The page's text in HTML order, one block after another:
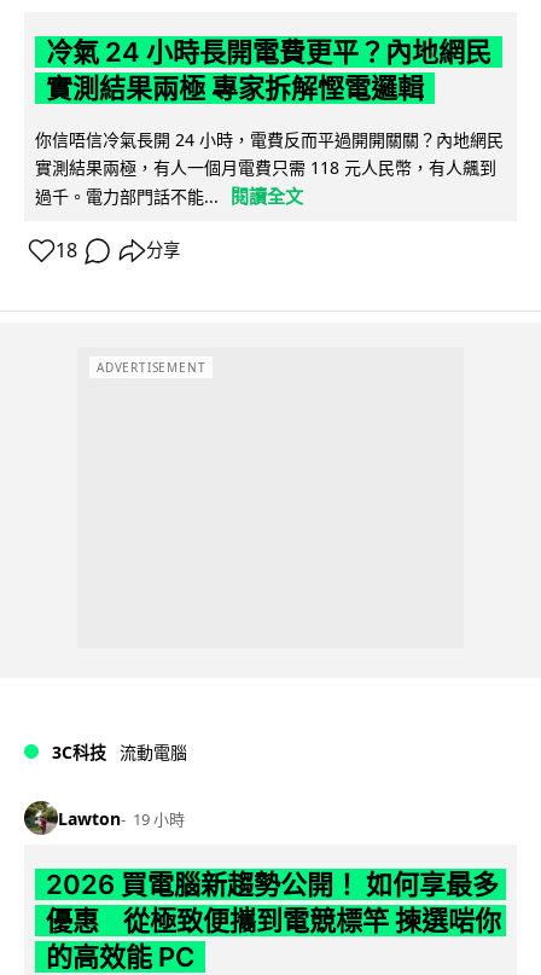
冷氣 24 小時長開電費更平？內地網民
實測結果兩極 專家拆解慳電邏輯
你信唔信冷氣長開 24 小時，電費反而平過開開關關？內地網民
實測結果兩極，有人一個月電費只需 118 元人民幣，有人飆到
過千。電力部門話不能...
閱讀全文
18 分享
ADVERTISEMENT
3C科技 流動電腦
Lawton 19 小時
2026 買電腦新趨勢公開！ 如何享最多
優惠 從極致便攜到電競標竿 揀選啱你
的高效能 PC